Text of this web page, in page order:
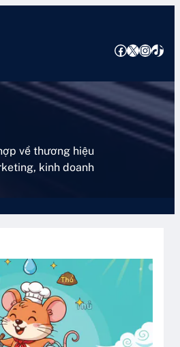
FacebookXInstagramTikTok
về thương hiệu
kinh doanh